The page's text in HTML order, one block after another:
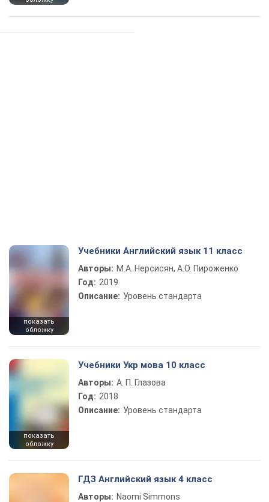
показать
обложку
Учебники Английский язык 11 класс
Авторы: М.А. Нерсисян, А.О. Пироженко
Год: 2019
Описание: Уровень стандарта
показать
обложку
Учебники Укр мова 10 класс
Авторы: А. П. Глазова
Год: 2018
Описание: Уровень стандарта
ГДЗ Английский язык 4 класс
Авторы: Naomi Simmons